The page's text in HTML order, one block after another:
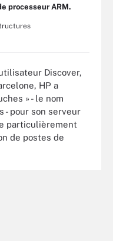
processeur ARM.
Discover,
HP a
» - le nom
- pour son serveur
particulièrement
de postes de